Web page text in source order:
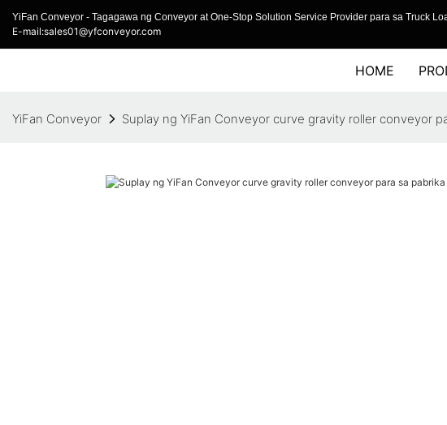
YiFan Conveyor - Tagagawa ng Conveyor at One-Stop Solution Service Provider para sa Truck
E-mail:sales01@yfconveyor.com
HOME
YiFan Conveyor Suplay ng YiFan Conveyor curve gravity roller conveyor